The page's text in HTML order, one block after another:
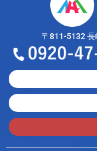
〒811-5132